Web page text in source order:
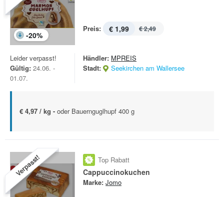
-20%
Preis: € 1,99 € 2,49
Leider verpasst!
Gültig: 24.06. -
01.07.
Händler: MPREIS
Stadt:
Seekirchen am Wallersee
€ 4,97 / kg - oder Bauernguglhupf 400 g
Verpasst! Top Rabatt
Cappuccinokuchen
Marke: Jomo